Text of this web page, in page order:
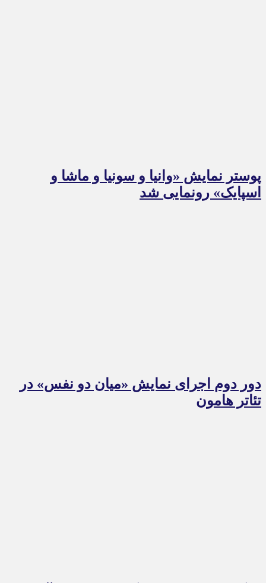
پوستر نمایش «وانیا و سونیا و ماشا و
اسپایک» رونمایی شد
دور دوم اجرای نمایش «میان دو نفس» در
تئاتر هامون